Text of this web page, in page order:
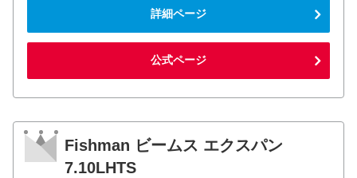
詳細ページ
公式ページ
Fishman ビームス エクスパン
7.10LHTS